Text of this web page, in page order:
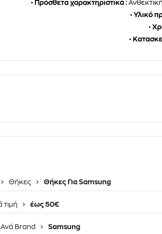
•Πρόσθετα χαρακτηριστικά :
• Υλικό
•
•
Θήκες Θήκες Για Samsung
έως 50€
Ανά Brand Samsung